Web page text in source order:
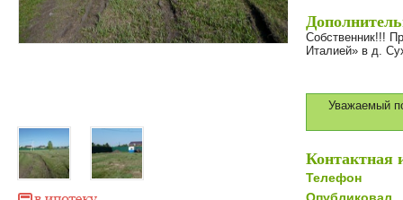
Собственник!!!
Италией» в д.
Уважаемый
Контактная
Телефон